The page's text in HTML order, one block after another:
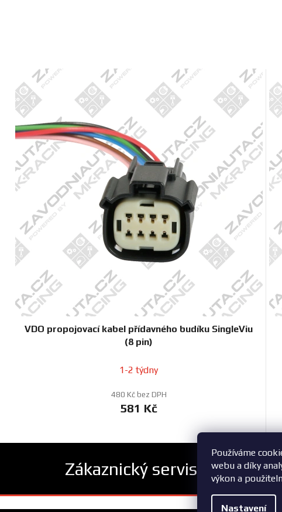
Používáme
webu a díky
výkon a
Nastavení
VDO propojovací kabel přídavného budíku SingleViu
(8 pin)
1-2 týdny
480 Kč bez DPH
581 Kč
Zákaznický servis